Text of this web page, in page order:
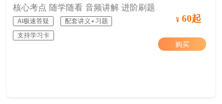
核心考点 随学随看 音频讲解 进阶刷题
AI极速答疑
配套讲义+习题
支持学习卡
¥ 60起
购买